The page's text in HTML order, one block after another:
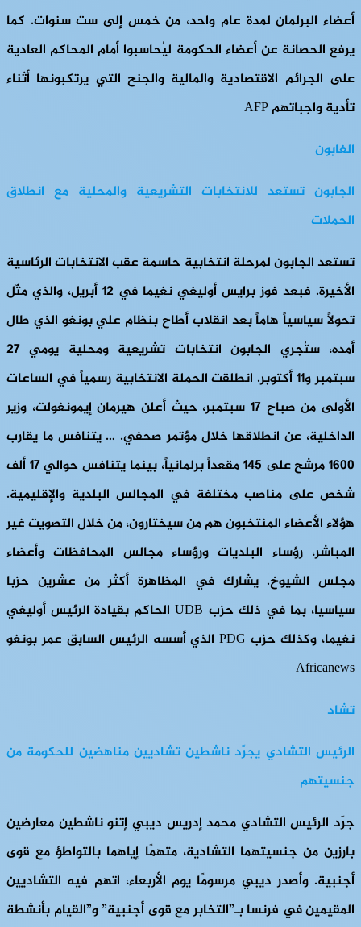
أعضاء البرلمان لمدة عام واحد، من خمس إلى ست سنوات. كما
يرفع الحصانة عن أعضاء الحكومة ليُحاسبوا أمام المحاكم العادية
على الجرائم الاقتصادية والمالية والجنح التي يرتكبونها أثناء
تأدية واجباتهم AFP
الغابون
الجابون تستعد للانتخابات التشريعية والمحلية مع انطلاق
الحملات
تستعد الجابون لمرحلة انتخابية حاسمة عقب الانتخابات الرئاسية
الأخيرة. فبعد فوز برايس أوليغي نغيما في 12 أبريل، والذي مثّل
تحولاً سياسياً هاماً بعد انقلاب أطاح بنظام علي بونغو الذي طال
أمده، ستُجري الجابون انتخابات تشريعية ومحلية يومي 27
سبتمبر و11 أكتوبر. انطلقت الحملة الانتخابية رسمياً في الساعات
الأولى من صباح 17 سبتمبر، حيث أعلن هيرمان إيمونغولت، وزير
الداخلية، عن انطلاقها خلال مؤتمر صحفي. … يتنافس ما يقارب
1600 مرشح على 145 مقعداً برلمانياً، بينما يتنافس حوالي 17 ألف
شخص على مناصب مختلفة في المجالس البلدية والإقليمية.
هؤلاء الأعضاء المنتخبون هم من سيختارون، من خلال التصويت غير
المباشر، رؤساء البلديات ورؤساء مجالس المحافظات وأعضاء
مجلس الشيوخ. يشارك في المظاهرة أكثر من عشرين حزبا
سياسيا، بما في ذلك حزب UDB الحاكم بقيادة الرئيس أوليغي
نغيما، وكذلك حزب PDG الذي أسسه الرئيس السابق عمر بونغو
Africanews
تشاد
الرئيس التشادي يجرّد ناشطين تشاديين مناهضين للحكومة من
جنسيتهم
جرّد الرئيس التشادي محمد إدريس ديبي إتنو ناشطين معارضين
بارزين من جنسيتهما التشادية، متهمًا إياهما بالتواطؤ مع قوى
أجنبية. وأصدر ديبي مرسومًا يوم الأربعاء، اتهم فيه التشاديين
المقيمين في فرنسا بـ”التخابر مع قوى أجنبية” و”القيام بأنشطة